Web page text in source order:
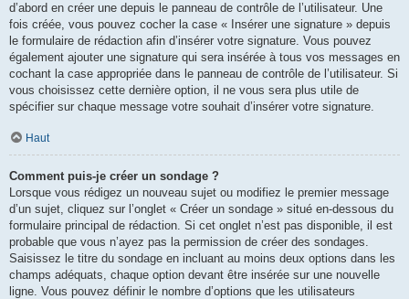
d’abord en créer une depuis le panneau de contrôle de l’utilisateur. Une
fois créée, vous pouvez cocher la case « Insérer une signature » depuis
le formulaire de rédaction afin d’insérer votre signature. Vous pouvez
également ajouter une signature qui sera insérée à tous vos messages en
cochant la case appropriée dans le panneau de contrôle de l’utilisateur. Si
vous choisissez cette dernière option, il ne vous sera plus utile de
spécifier sur chaque message votre souhait d’insérer votre signature.
Haut
Comment puis-je créer un sondage ?
Lorsque vous rédigez un nouveau sujet ou modifiez le premier message
d’un sujet, cliquez sur l’onglet « Créer un sondage » situé en-dessous du
formulaire principal de rédaction. Si cet onglet n’est pas disponible, il est
probable que vous n’ayez pas la permission de créer des sondages.
Saisissez le titre du sondage en incluant au moins deux options dans les
champs adéquats, chaque option devant être insérée sur une nouvelle
ligne. Vous pouvez définir le nombre d’options que les utilisateurs